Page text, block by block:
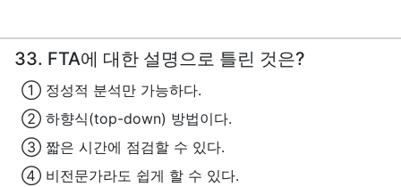
33. FTA에 대한 설명으로 틀린 것은?
① 정성적 분석만 가능하다.
② 하향식(top-down) 방법이다.
③ 짧은 시간에 점검할 수 있다.
④ 비전문가라도 쉽게 할 수 있다.